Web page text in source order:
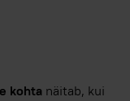
kohta näitab, kui